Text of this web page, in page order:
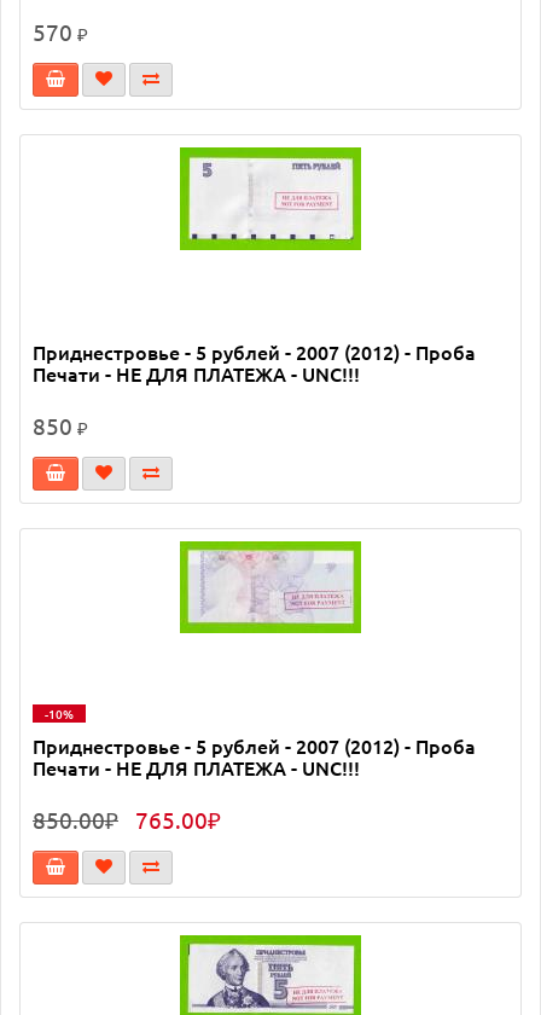
570 ₽
Приднестровье - 5 рублей - 2007 (2012) - Проба
Печати - НЕ ДЛЯ ПЛАТЕЖА - UNC!!!
850 ₽
-10%
Приднестровье - 5 рублей - 2007 (2012) - Проба
Печати - НЕ ДЛЯ ПЛАТЕЖА - UNC!!!
850.00₽ 765.00₽